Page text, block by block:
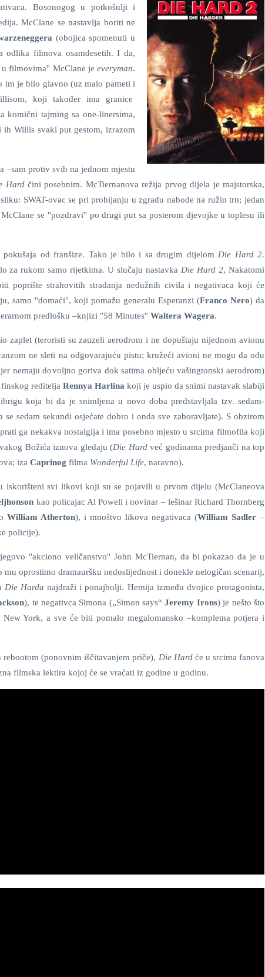
Bosonogog u potkošulji i
McClane se nastavlja boriti ne
(obojica spomenuti u
filmova osamdesetih. I da,
filmovima'' McClane je everyman.
im je bilo glavno (uz malo pameti i
koji također ima granice
komični tajming sa one-linersima,
Willis svaki put gestom, izrazom
–sam protiv svih na jednom mjestu
Hardčini posebnim. McTiernanova režija prvog dijela je majstorska,
SWAT-ovac se pri probijanju u zgradu nabode na ružin trn; jedan
se ''pozdravi'' po drugi put sa posterom djevojke u toplesu ili
od franšize. Tako je bilo i sa drugim dijelom Die Hard 2.
za rukom samo rijetkima. U slučaju nastavkaDie Hard 2, Nakatomi
poprište strahovitih stradanja nedužnih civila i negativaca koji će
samo ''domaći'', koji pomažu generalu Esperanzi (Franco Nero) da
predlošku –knjizi ''58 Minutes'' Waltera Wagera.
zaplet (teroristi su zauzeli aerodrom i ne dopuštaju nijednom avionu
ne sleti na odgovarajuću pistu; kružeći avioni ne mogu da odu
nemaju dovoljno goriva dok satima obljeću vašingtonski aerodrom)
reditelja Rennya Harlina koji je uspio da snimi nastavak slabiji
koja bi da je snimljena u novo doba predstavljala tzv. sedam-
sedam sekundi osjećate dobro i onda sve zaboravljate). S obzirom
ga nekakva nostalgija i ima posebno mjesto u srcima filmofila koji
Božića iznova gledaju (Die Hard već godinama predjanči na top
iza Caprinog filma Wonderful Life, naravno).
iskorišteni svi likovi koji su se pojavili u prvom dijelu (McClaneova
kao policajac Al Powell i novinar – lešinar Richard Thornberg
William Atherton), i mnoštvo likova negativaca (William Sadler –
policije).
''akciono veličanstvo'' John McTiernan, da bi pokazao da je u
oprostimo dramauršku nedoslijednost i donekle nelogičan scenarij,
Die Hardanajdraži i ponajbolji. Hemija između dvojice protagonista,
), te negativca Simona („Simon says“Jeremy Irons) je nešto što
York, a sve će biti pomalo megalomansko –kompletna potjera i
(ponovnim iščitavanjem priče), Die Hardće u srcima fanova
filmska lektira kojoj će se vraćati iz godine u godinu.